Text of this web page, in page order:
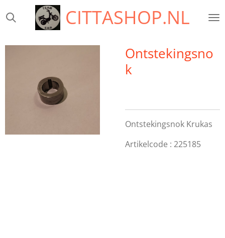
direct
de
CITTASHOP.NL
Ontstekingsno
k
Ontstekingsnok Krukas
Artikelcode : 225185